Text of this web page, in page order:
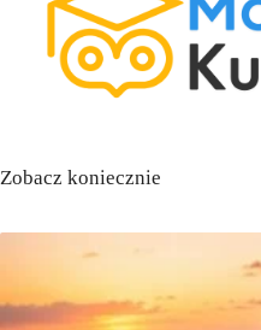
Zobacz koniecznie